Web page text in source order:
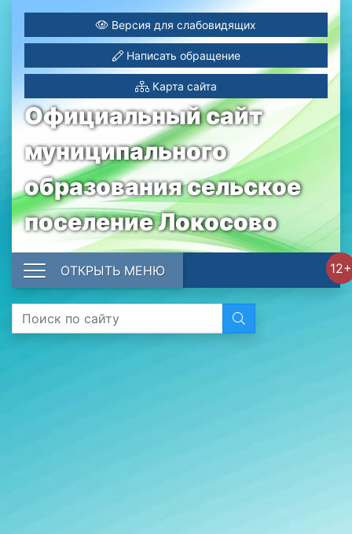
Официальный сайт
муниципального
образования сельское
поселение Локосово
Версия для слабовидящих
Написать обращение
Карта сайта
12+
ОТКРЫТЬ МЕНЮ